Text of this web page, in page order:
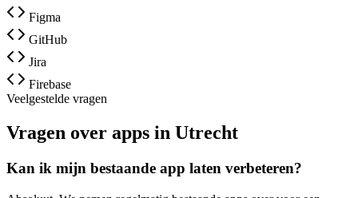
Figma
GitHub
Jira
Firebase
Veelgestelde vragen
Vragen over apps in Utrecht
Kan ik mijn bestaande app laten verbeteren?